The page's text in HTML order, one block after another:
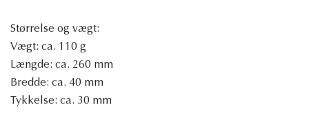
Størrelse og vægt:
Vægt: ca. 110 g
Længde: ca. 260 mm
Bredde: ca. 40 mm
Tykkelse: ca. 30 mm